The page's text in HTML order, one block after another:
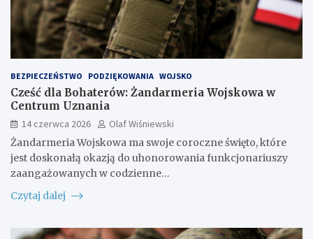
BEZPIECZEŃSTWO PODZIĘKOWANIA WOJSKO
Cześć dla Bohaterów: Żandarmeria Wojskowa w
Centrum Uznania
14 czerwca 2026
Olaf Wiśniewski
Żandarmeria Wojskowa ma swoje coroczne święto, które
jest doskonałą okazją do uhonorowania funkcjonariuszy
zaangażowanych w codzienne…
Czytaj dalej